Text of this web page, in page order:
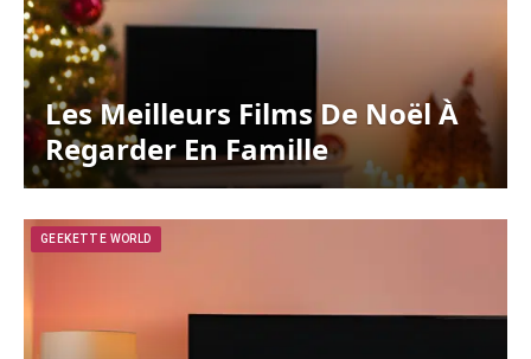
Les Meilleurs Films De Noël À
Regarder En Famille
GEEKETTE WORLD